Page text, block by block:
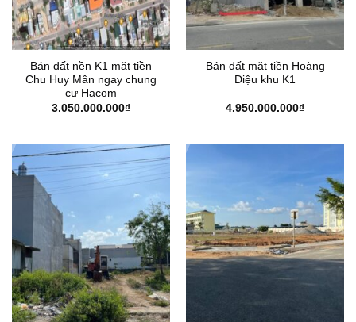
Bán đất nền K1 mặt tiền
Chu Huy Mân ngay chung
cư Hacom
3.050.000.000₫
Bán đất mặt tiền Hoàng
Diệu khu K1
4.950.000.000₫